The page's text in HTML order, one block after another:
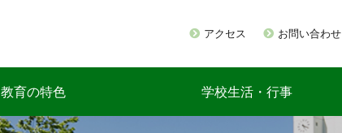
アクセス お問い合わせ
教育の特色 学校生活・行事